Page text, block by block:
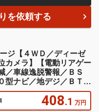
を依頼する
ジ【４ＷＤ／ディーゼ
メラ】【電動リアゲー
／車線逸脱警報／ＢＳ
型ナビ／地デジ／ＢＴオ
ト】【ステアリングヒー
408.1 万円